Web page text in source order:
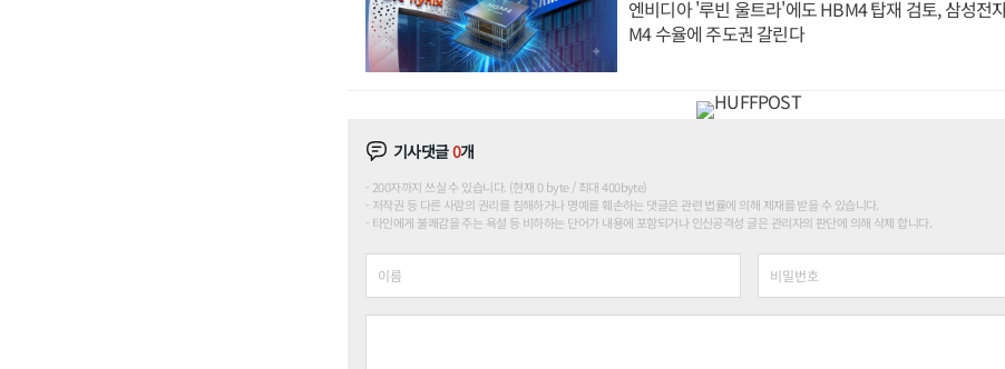
엔비디아 '루빈 울트라'에도 HBM4 탑재 검토, 삼성전
M4 수율에 주도권 갈린다
기사댓글0개
200자까지 쓰실 수 있습니다. (현재 0 byte / 최대 400byte)
저작권 등 다른 사람의 권리를 침해하거나 명예를 훼손하는 댓글은 관련 법률에 의해 제재를 받을 수 있습니다.
타인에게 불쾌감을 주는 욕설 등 비하하는 단어가 내용에 포함되거나 인신공격성 글은 관리자의 판단에 의해 삭제 합니다.